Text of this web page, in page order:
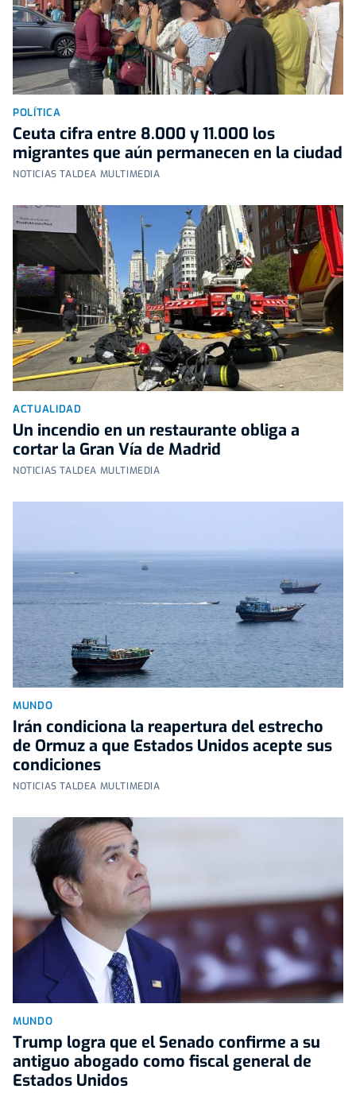
POLÍTICA
Ceuta cifra entre 8.000 y 11.000 los
migrantes que aún permanecen en la ciudad
NOTICIAS TALDEA MULTIMEDIA
ACTUALIDAD
Un incendio en un restaurante obliga a
cortar la Gran Vía de Madrid
NOTICIAS TALDEA MULTIMEDIA
MUNDO
Irán condiciona la reapertura del estrecho
de Ormuz a que Estados Unidos acepte sus
condiciones
NOTICIAS TALDEA MULTIMEDIA
MUNDO
Trump logra que el Senado confirme a su
antiguo abogado como fiscal general de
Estados Unidos